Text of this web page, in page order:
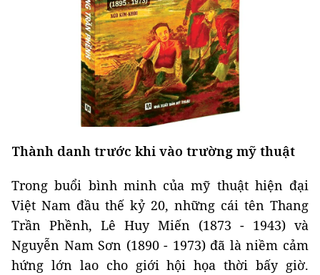
Thành danh trước khi vào trường mỹ thuật
Trong buổi bình minh của mỹ thuật hiện đại
Việt Nam đầu thế kỷ 20, những cái tên Thang
Trần Phềnh, Lê Huy Miến (1873 - 1943) và
Nguyễn Nam Sơn (1890 - 1973) đã là niềm cảm
hứng lớn lao cho giới hội họa thời bấy giờ.